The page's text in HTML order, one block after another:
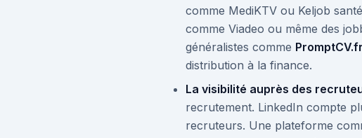
comme MediKTV ou Keljob
comme Viadeo ou même des
généralistes comme PromptCV.fr
distribution à la finance.
La visibilité auprès des
recrutement. LinkedIn compte
recruteurs. Une plateforme